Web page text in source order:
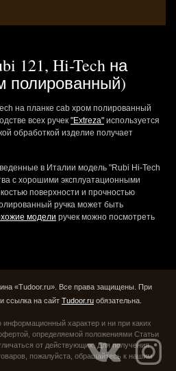
121, Hi-Tech на
полированный)
на планке cab хром полированный
всех ручек "Extreza" используется
обработкой изделие получает
в Италии модель "Rubi Hi-Tech
с хорошими эксплуатационными
поверхности и прочностью
ручка может быть
модели ручек можно посмотреть
«Tudoor.ru». Все права защищены. При
ссылка на сайт Tudoor.ru обязательна.
характер и ни при каких
определяемой положениями Статьи
от действующих. Для получения
пожалуйста, обращайтесь к нашим